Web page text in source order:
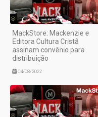
MackStore: Mackenzie e
Editora Cultura Cristã
assinam convênio para
distribuição
04/08/2022